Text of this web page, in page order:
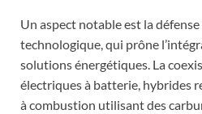
Un aspect notable est la
technologique, qui prône
solutions énergétiques. La
électriques à batterie, hybrides
à combustion utilisant des